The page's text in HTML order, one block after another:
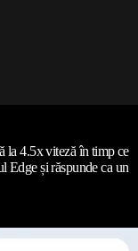
la 4.5x viteză în timp ce
Edge și răspunde ca un